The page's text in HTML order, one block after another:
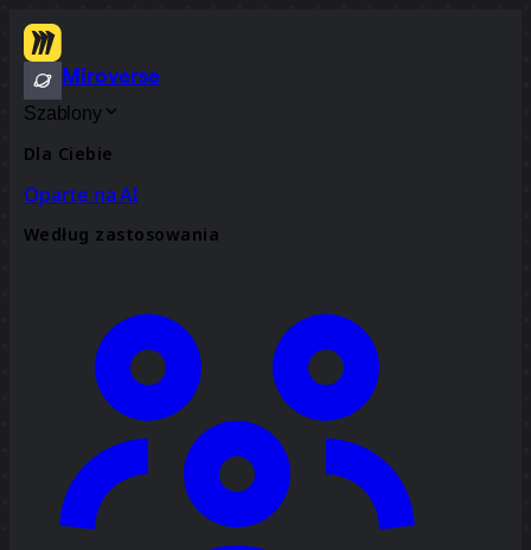
Miroverse
Szablony
Dla Ciebie
Oparte na AI
Według zastosowania